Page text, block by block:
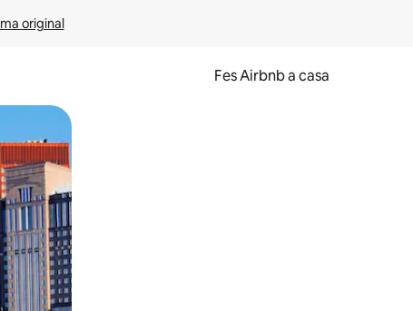
original
Fes Airbnb a casa